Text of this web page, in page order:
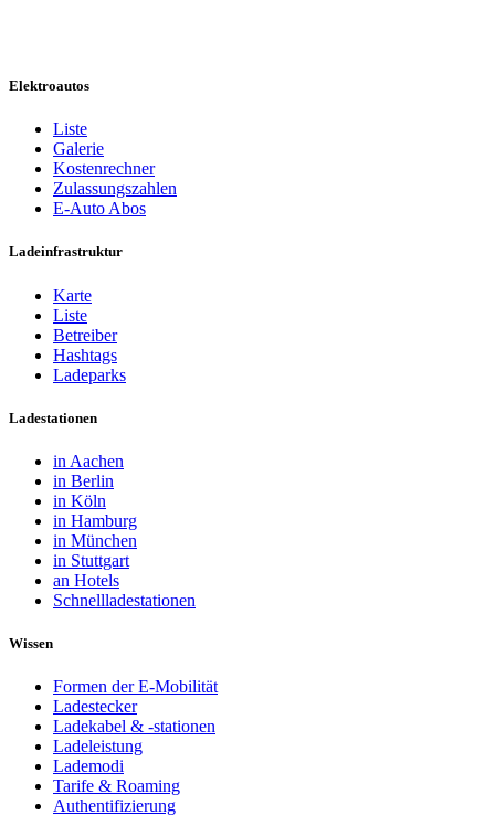
Elektroautos
Liste
Galerie
Kostenrechner
Zulassungszahlen
E-Auto Abos
Ladeinfrastruktur
Karte
Liste
Betreiber
Hashtags
Ladeparks
Ladestationen
in Aachen
in Berlin
in Köln
in Hamburg
in München
in Stuttgart
an Hotels
Schnellladestationen
Wissen
Formen der E-Mobilität
Ladestecker
Ladekabel & -stationen
Ladeleistung
Lademodi
Tarife & Roaming
Authentifizierung